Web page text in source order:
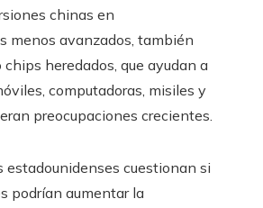
chinas en
menos avanzados, también
heredados, que ayudan a
computadoras, misiles y
preocupaciones crecientes.
estadounidenses cuestionan si
podrían aumentar la